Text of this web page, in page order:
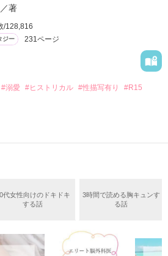
が冷徹辺境伯のエドガーに
るお話。
9/22発売号）より
いただきましたので、ぜひご覧くだ
ん！
ャロルは、婚約者である王太子レオ
好き」と言った回数らしい。
面会すると、なんと数値がカンスト
き』だなんて、言われていません
早合点したキャロルは、レオンの幸
を宣言して逃亡するが、捕まって連
／著
/128,816
ジー 231ページ
#溺愛 #ヒストリカル #性描写有り #R15
紛れ込んでいた彼女は、王国騎士団
ン国の王太子が彼女を婚約者候補に
アルベティーナは、騎士団団長である
くれと言い出す。
を一緒にこなしているため、アルベテ
許せる唯一の男性だったのだが――。
代女性向けのドキドキ
する話
3時間で読める胸キュンす
る話